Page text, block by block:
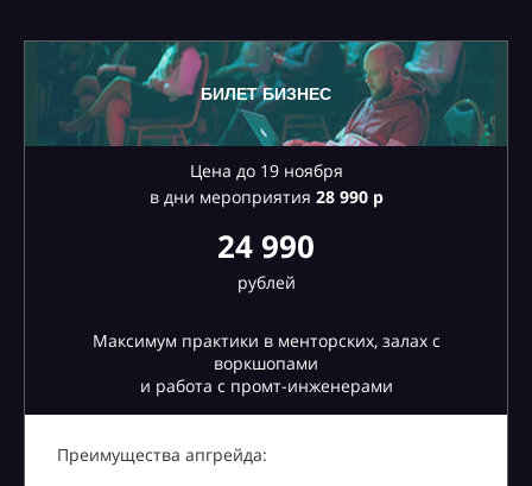
БИЛЕТ БИЗНЕС
Цена до 19 ноября
в дни мероприятия 28990 р
24 990
рублей
Максимум практики в менторских, залах с
воркшопами
и работа с промт-инженерами
Преимущества апгрейда: